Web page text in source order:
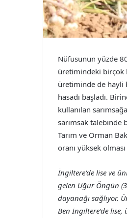
Nüfusunun yüzde
üretimindeki birçok
üretiminde de hayli
hasadı başladı.
kullanılan
sarımsak talebinde
Tarım ve Orman
oranı yüksek
İngiltere’de lise ve
gelen Uğur Öngün
dayanağı sağlıyor.
Ben İngiltere’de